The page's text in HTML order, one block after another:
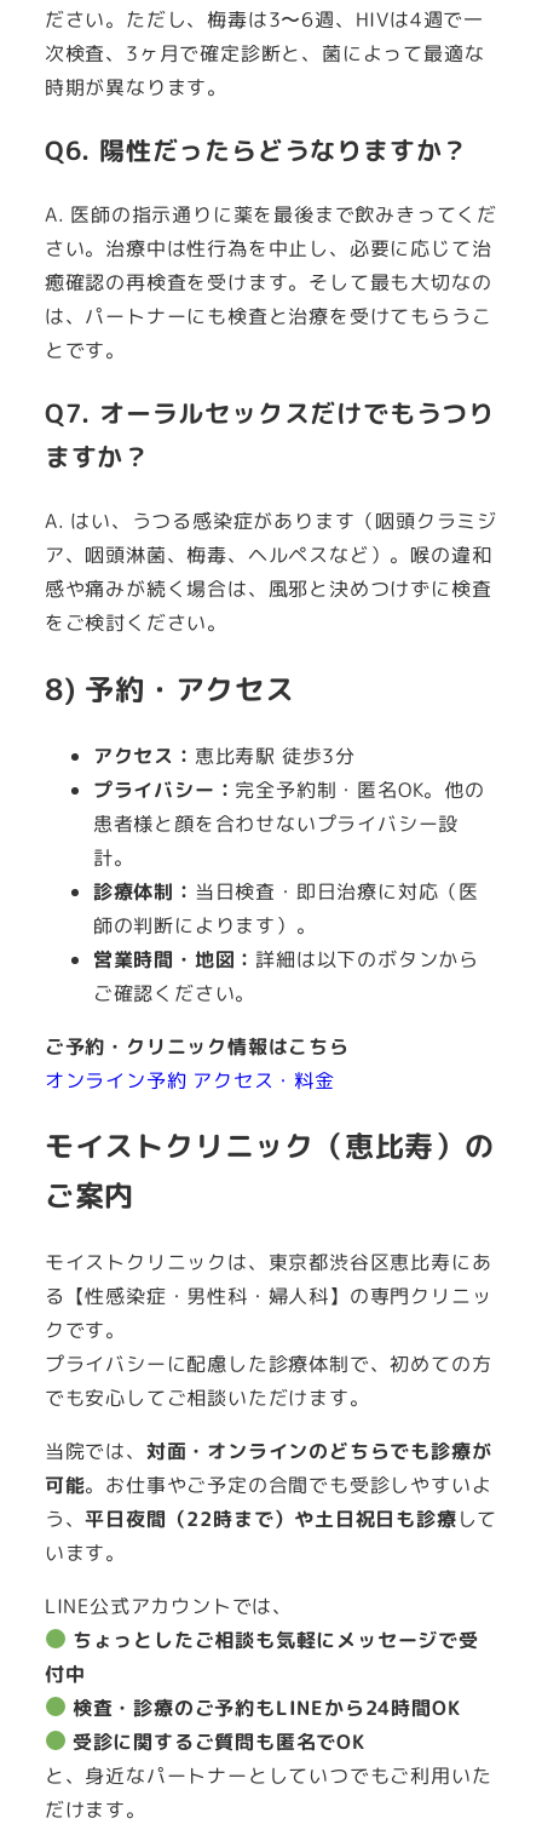
ださい。ただし、梅毒は3〜6週、HIVは4週で一
次検査、3ヶ月で確定診断と、菌によって最適な
時期が異なります。
Q6. 陽性だったらどうなりますか？
A. 医師の指示通りに薬を最後まで飲みきってくだ
さい。治療中は性行為を中止し、必要に応じて治
癒確認の再検査を受けます。そして最も大切なの
は、パートナーにも検査と治療を受けてもらうこ
とです。
Q7. オーラルセックスだけでもうつり
ますか？
A. はい、うつる感染症があります（咽頭クラミジ
ア、咽頭淋菌、梅毒、ヘルペスなど）。喉の違和
感や痛みが続く場合は、風邪と決めつけずに検査
をご検討ください。
8) 予約・アクセス
アクセス： 恵比寿駅 徒歩3分
プライバシー： 完全予約制・匿名OK。他の
患者様と顔を合わせないプライバシー設
計。
診療体制： 当日検査・即日治療に対応（医
師の判断によります）。
営業時間・地図：詳細は以下のボタンから
ご確認ください。
ご予約・クリニック情報はこちら
オンライン予約 アクセス・料金
モイストクリニック（恵比寿）の
ご案内
モイストクリニックは、東京都渋谷区恵比寿にあ
る【性感染症・男性科・婦人科】の専門クリニッ
クです。
プライバシーに配慮した診療体制で、初めての方
でも安心してご相談いただけます。
当院では、 対面・オンラインのどちらでも診療が
可能。お仕事やご予定の合間でも受診しやすいよ
う、平日夜間（22時まで）や土日祝日も診療して
います。
LINE公式アカウントでは、
ちょっとしたご相談も気軽にメッセージで受
付中
検査・診療のご予約もLINEから24時間OK
受診に関するご質問も匿名でOK
と、身近なパートナーとしていつでもご利用いた
だけます。